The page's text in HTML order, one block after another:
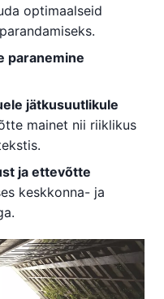
optimaalseid
paranemine
jätkusuutlikule
mainet nii riiklikus
ja ettevõtte
keskkonna- ja